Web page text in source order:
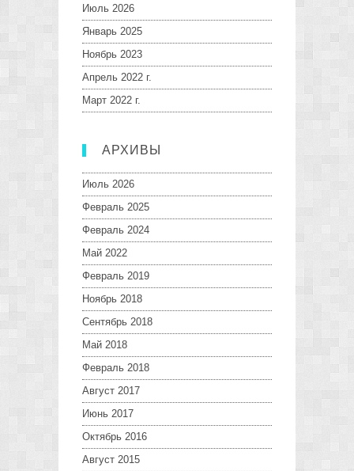
Июль 2026
Январь 2025
Ноябрь 2023
Апрель 2022 г.
Март 2022 г.
АРХИВЫ
Июль 2026
Февраль 2025
Февраль 2024
Май 2022
Февраль 2019
Ноябрь 2018
Сентябрь 2018
Май 2018
Февраль 2018
Август 2017
Июнь 2017
Октябрь 2016
Август 2015